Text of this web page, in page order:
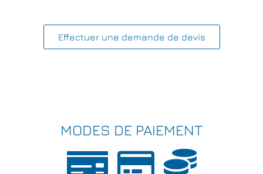
Effectuer une demande de devis
MODES DE PAIEMENT